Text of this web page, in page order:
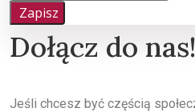
Zapisz
Dołącz do nas!
Jeśli chcesz być częścią